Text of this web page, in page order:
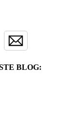
BLOG: